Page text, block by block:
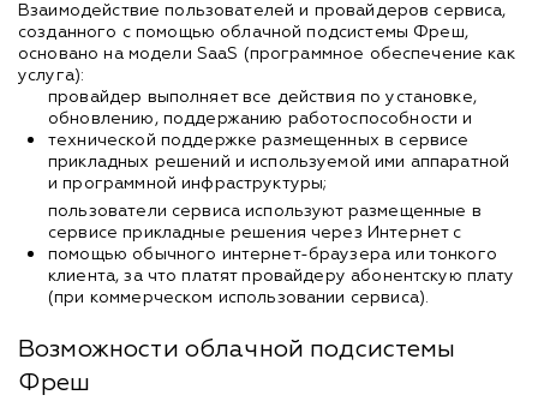
Взаимодействие пользователей и провайдеров сервиса,
созданного с помощью облачной подсистемы Фреш,
основано на модели SaaS (программное обеспечение как
услуга):
провайдер выполняет все действия по установке,
обновлению, поддержанию работоспособности и
технической поддержке размещенных в сервисе
прикладных решений и используемой ими аппаратной
и программной инфраструктуры;
пользователи сервиса используют размещенные в
сервисе прикладные решения через Интернет с
помощью обычного интернет-браузера или тонкого
клиента, за что платят провайдеру абонентскую плату
(при коммерческом использовании сервиса).
Возможности облачной подсистемы
Фреш